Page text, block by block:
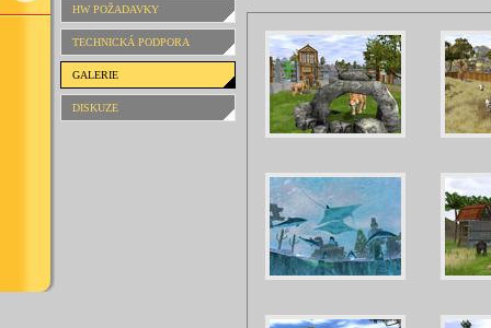
HW POŽADAVKY
TECHNICKÁ PODPORA
GALERIE
DISKUZE